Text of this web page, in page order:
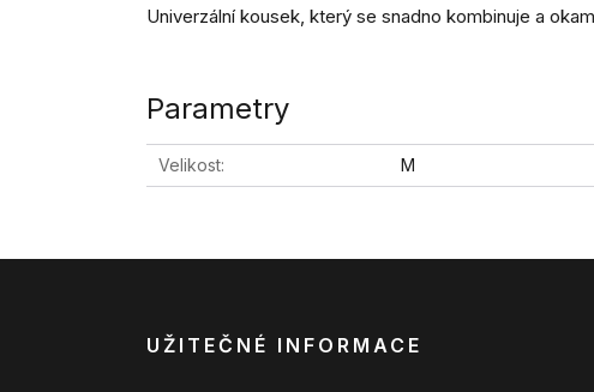
Univerzální kousek, který se snadno kombinuje a
Parametry
Velikost M
UŽITEČNÉ INFORMACE